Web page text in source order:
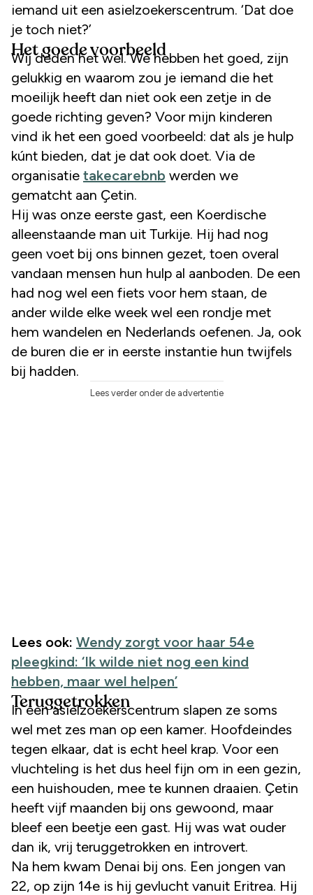
iemand uit een asielzoekerscentrum. ‘Dat doe
je toch niet?’
Het goede voorbeeld
Wij deden het wel. We hebben het goed, zijn
gelukkig en waarom zou je iemand die het
moeilijk heeft dan niet ook een zetje in de
goede richting geven? Voor mijn kinderen
vind ik het een goed voorbeeld: dat als je hulp
kúnt bieden, dat je dat ook doet. Via de
organisatie takecarebnb werden we
gematcht aan Ҫetin.
Hij was onze eerste gast, een Koerdische
alleenstaande man uit Turkije. Hij had nog
geen voet bij ons binnen gezet, toen overal
vandaan mensen hun hulp al aanboden. De een
had nog wel een fiets voor hem staan, de
ander wilde elke week wel een rondje met
hem wandelen en Nederlands oefenen. Ja, ook
de buren die er in eerste instantie hun twijfels
bij hadden.
Lees verder onder de advertentie
Lees ook: Wendy zorgt voor haar 54e
pleegkind: ‘Ik wilde niet nog een kind
hebben, maar wel helpen’
Teruggetrokken
In een asielzoekerscentrum slapen ze soms
wel met zes man op een kamer. Hoofdeindes
tegen elkaar, dat is echt heel krap. Voor een
vluchteling is het dus heel fijn om in een gezin,
een huishouden, mee te kunnen draaien. Ҫetin
heeft vijf maanden bij ons gewoond, maar
bleef een beetje een gast. Hij was wat ouder
dan ik, vrij teruggetrokken en introvert.
Na hem kwam Denai bij ons. Een jongen van
22, op zijn 14e is hij gevlucht vanuit Eritrea. Hij